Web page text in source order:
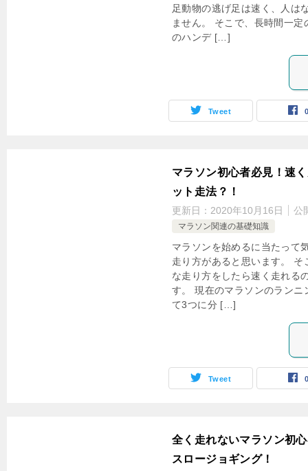
足動物の逃げ足は速く、人は
ません。 そこで、長時間一
のハンデ […]
Tweet
マラソン初心者必見！速
ット走法？！
更新日： 2020年10月16日 公
マラソン関連の基礎知識
マラソンを始めるに当たって
走り方があると思います。
な走り方をしたら速く走れる
す。 現在のマラソンのラン
て3つに分 […]
Tweet
全く走れないマラソン初
スロージョギング！